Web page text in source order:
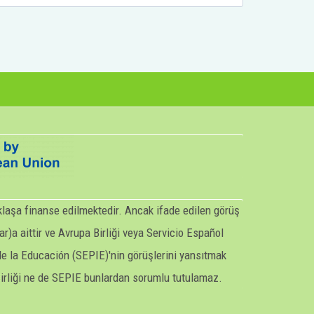
finanse edilmektedir. Ancak ifade edilen görüş
aittir ve Avrupa Birliği veya Servicio Español
la Educación (SEPIE)'nin görüşlerini yansıtmak
ne de SEPIE bunlardan sorumlu tutulamaz.